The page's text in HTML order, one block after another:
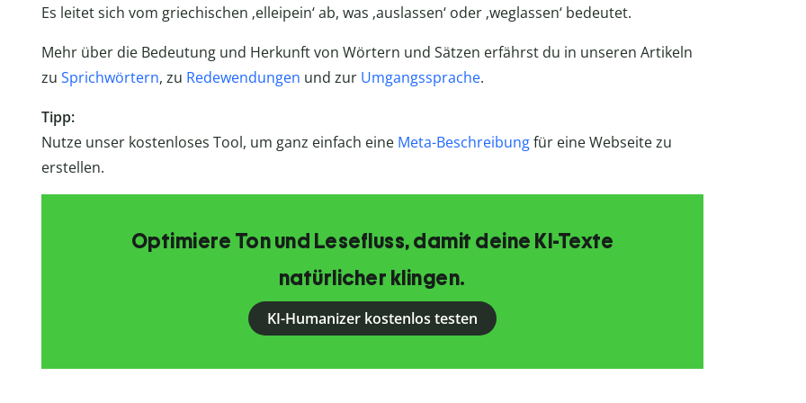
Es leitet sich vom griechischen ‚elleipein‘ ab, was ‚auslassen‘ oder ‚weglassen‘ bedeutet.
Mehr über die Bedeutung und Herkunft von Wörtern und Sätzen erfährst du in unseren Artikeln
zu Sprichwörtern, zu Redewendungen und zur Umgangssprache.
Tipp:
Nutze unser kostenloses Tool, um ganz einfach eine Meta-Beschreibungfür eine Webseite zu
erstellen.
Optimiere Ton und Lesefluss, damit deine KI-Texte
natürlicher klingen.
KI-Humanizer kostenlos testen